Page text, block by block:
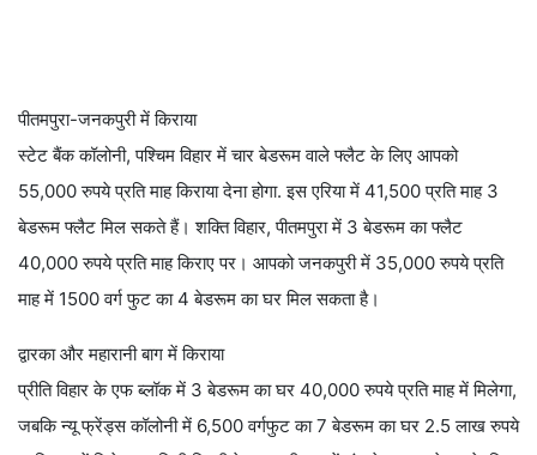
पीतमपुरा-जनकपुरी में किराया
स्टेट बैंक कॉलोनी, पश्चिम विहार में चार बेडरूम वाले फ्लैट के लिए आपको
55,000 रुपये प्रति माह किराया देना होगा. इस एरिया में 41,500 प्रति माह 3
बेडरूम फ्लैट मिल सकते हैं। शक्ति विहार, पीतमपुरा में 3 बेडरूम का फ्लैट
40,000 रुपये प्रति माह किराए पर। आपको जनकपुरी में 35,000 रुपये प्रति
माह में 1500 वर्ग फुट का 4 बेडरूम का घर मिल सकता है।
द्वारका और महारानी बाग में किराया
प्रीति विहार के एफ ब्लॉक में 3 बेडरूम का घर 40,000 रुपये प्रति माह में मिलेगा,
जबकि न्यू फ्रेंड्स कॉलोनी में 6,500 वर्गफुट का 7 बेडरूम का घर 2.5 लाख रुपये